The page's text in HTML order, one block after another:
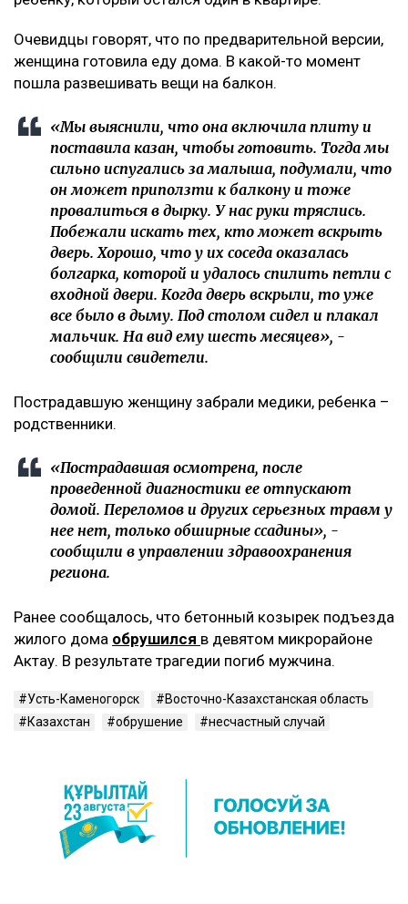
Очевидцы говорят, что по предварительной версии,
женщина готовила еду дома. В какой-то момент
пошла развешивать вещи на балкон.
«Мы выяснили, что она включила плиту и
поставила казан, чтобы готовить. Тогда мы
сильно испугались за малыша, подумали, что
он может приползти к балкону и тоже
провалиться в дырку. У нас руки тряслись.
Побежали искать тех, кто может вскрыть
дверь. Хорошо, что у их соседа оказалась
болгарка, которой и удалось спилить петли с
входной двери. Когда дверь вскрыли, то уже
все было в дыму. Под столом сидел и плакал
мальчик. На вид ему шесть месяцев», -
сообщили свидетели.
Пострадавшую женщину забрали медики, ребенка –
родственники.
«Пострадавшая осмотрена, после
проведенной диагностики ее отпускают
домой. Переломов и других серьезных травм у
нее нет, только обширные ссадины», -
сообщили в управлении здравоохранения
региона.
Ранее сообщалось, что бетонный козырек подъезда
жилого дома обрушился в девятом микрорайоне
Актау. В результате трагедии погиб мужчина.
Усть-Каменогорск
Восточно-Казахстанская область
Казахстан
обрушение несчастный случай